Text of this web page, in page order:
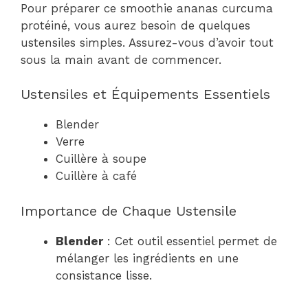
Pour préparer ce smoothie ananas curcuma
protéiné, vous aurez besoin de quelques
ustensiles simples. Assurez-vous d’avoir tout
sous la main avant de commencer.
Ustensiles et Équipements Essentiels
Blender
Verre
Cuillère à soupe
Cuillère à café
Importance de Chaque Ustensile
Blender: Cet outil essentiel permet de
mélanger les ingrédients en une
consistance lisse.